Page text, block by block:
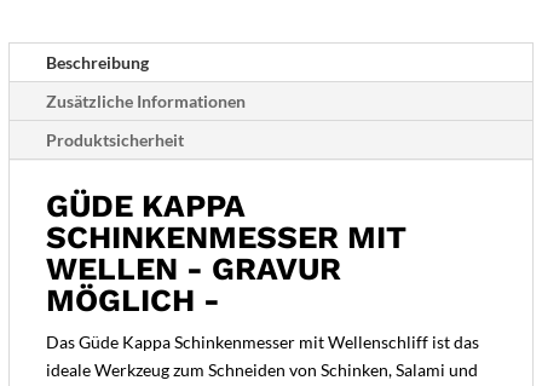
Menge
Beschreibung
Zusätzliche Informationen
Produktsicherheit
GÜDE KAPPA
SCHINKENMESSER MIT
WELLEN - GRAVUR
MÖGLICH -
Das Güde Kappa Schinkenmesser mit Wellenschliff ist das
ideale Werkzeug zum Schneiden von Schinken, Salami und